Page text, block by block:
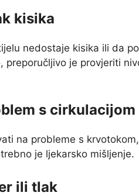
kisika
nedostaje kisika ili da
preporučljivo je provjeriti
s cirkulacijom
na probleme s
je ljekarsko mišljenje.
ili tlak